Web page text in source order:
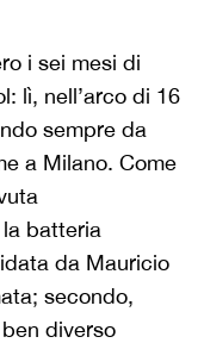
i sei mesi di
lì, nell’arco di 16
sempre da
a Milano. Come
batteria
da Mauricio
secondo,
diverso